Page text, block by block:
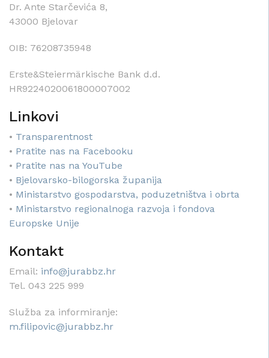
Dr. Ante Starčevića 8,
43000 Bjelovar
OIB: 76208735948
Erste&Steiermärkische Bank d.d.
HR9224020061800007002
Linkovi
• Transparentnost
• Pratite nas na Facebooku
• Pratite nas na YouTube
• Bjelovarsko-bilogorska županija
• Ministarstvo gospodarstva, poduzetništva i obrta
• Ministarstvo regionalnoga razvoja i fondova
Europske Unije
Kontakt
Email: info@jurabbz.hr
Tel. 043 225 999
Služba za informiranje:
m.filipovic@jurabbz.hr